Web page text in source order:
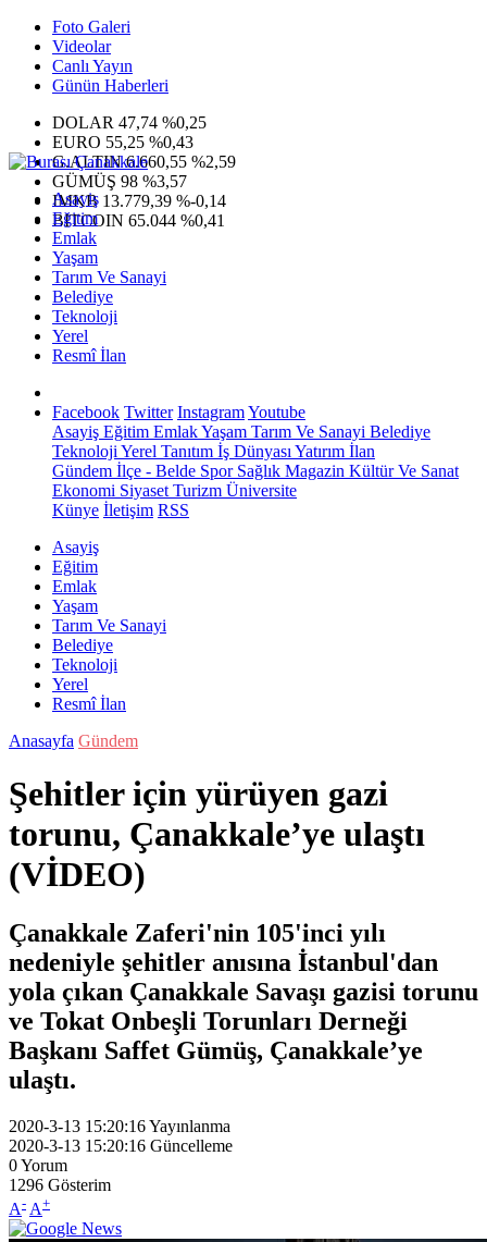
Foto Galeri
Videolar
Canlı Yayın
Günün Haberleri
DOLAR 47,74 %0,25
EURO 55,25 %0,43
G.ALTIN6.660,55 %2,59
GÜMÜŞ 98 %3,57
IMKB 13.779,39 %-0,14
BITCOIN 65.044 %0,41
Asayiş
Eğitim
Emlak
Yaşam
Tarım Ve Sanayi
Belediye
Teknoloji
Yerel
Resmî İlan
Facebook Twitter InstagramYoutube
Asayiş Eğitim EmlakYaşam Tarım Ve Sanayi Belediye
Teknoloji Yerel Tanıtım İş Dünyası Yatırım İlan
Gündem İlçe - Belde SporSağlık Magazin Kültür Ve Sanat
Ekonomi Siyaset Turizm Üniversite
Künye İletişim RSS
Asayiş
Eğitim
Emlak
Yaşam
Tarım Ve Sanayi
Belediye
Teknoloji
Yerel
Resmî İlan
Anasayfa Gündem
Şehitler için yürüyen gazi
torunu, Çanakkale’ye ulaştı
(VİDEO)
Çanakkale Zaferi'nin 105'inci yılı
nedeniyle şehitler anısına İstanbul'dan
yola çıkan Çanakkale Savaşı gazisi torunu
ve Tokat Onbeşli Torunları Derneği
Başkanı Saffet Gümüş, Çanakkale’ye
ulaştı.
2020-3-13 15:20:16Yayınlanma
2020-3-13 15:20:16 Güncelleme
0Yorum
1296 Gösterim
A- A+